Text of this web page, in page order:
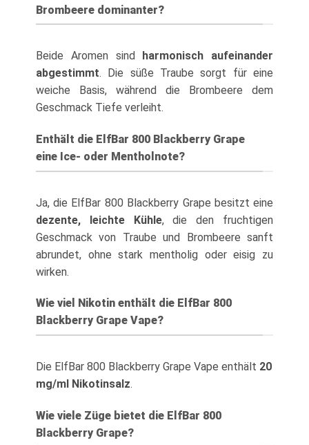
Brombeere dominanter?
Beide Aromen sind
harmonisch aufeinander
abgestimmt. Die süße Traube sorgt für eine
weiche Basis, während die Brombeere dem
Geschmack Tiefe verleiht.
Enthält die ElfBar 800 Blackberry Grape
eine Ice- oder Mentholnote?
Ja, die ElfBar 800 Blackberry Grape besitzt eine
dezente, leichte Kühle, die den fruchtigen
Geschmack von Traube und Brombeere sanft
abrundet, ohne stark mentholig oder eisig zu
wirken.
Wie viel Nikotin enthält die ElfBar 800
Blackberry Grape Vape?
Die ElfBar 800 Blackberry Grape Vape enthält 20
mg/ml Nikotinsalz.
Wie viele Züge bietet die ElfBar 800
Blackberry Grape?